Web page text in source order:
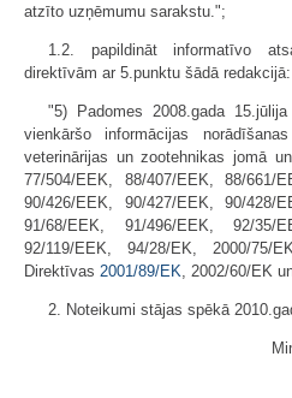
atzīto uzņēmumu sarakstu.";
1.2. papildināt informatīvo
direktīvām ar 5.punktu šādā redakcijā:
"5) Padomes 2008.gada
vienkāršo informācijas
veterinārijas un zootehnikas jomā
77/504/EEK, 88/407/EEK, 88/661/
90/426/EEK, 90/427/EEK, 90/428/
91/68/EEK, 91/496/EEK, 92/35/
92/119/EEK, 94/28/EK, 2000/75/
Direktīvas 2001/89/EK , 2002/60/EK
2. Noteikumi stājas spēkā